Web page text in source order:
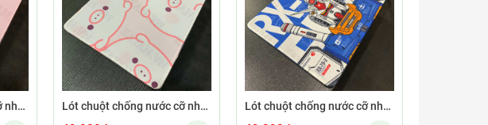
Lót chuột chống nước cỡ nhỏ 26x21cm dày 3mm S-102-26X21 (CUTE-64) Lót chuột chống nước cỡ nhỏ 26x21cm dày 3mm S-101-26X21 (CUTE-66) Lót chuột chống nước cỡ nhỏ 26x21cm dày 3mm S-109-26X21 (GUNDAMNEW-01)